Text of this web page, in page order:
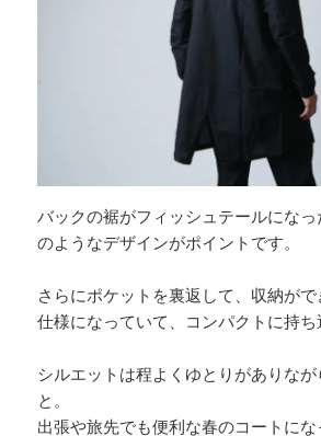
バックの裾がフィッシュテールにな
のようなデザインがポイントです。
さらにポケットを裏返して、収納が
仕様になっていて、コンパクトに持ち
シルエットは程よくゆとりがありなが
と。
出張や旅先でも便利な春のコートにな